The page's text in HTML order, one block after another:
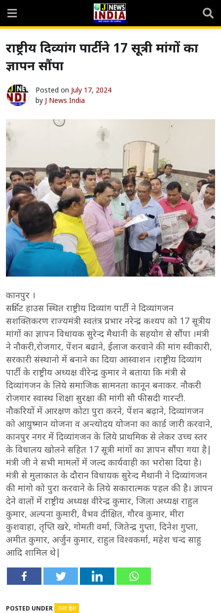
content
राष्ट्रीय दिव्यांग पार्टी ने 17 सूत्री मांगों का
ज्ञापन सौंपा
Posted on July 17, 2024
by J News India
कानपुर ।
सर्किट हाउस स्थित राष्ट्रीय दिव्यांग पार्टी ने दिव्यांगजन
सशक्तिकरण राज्यमंत्री स्वतंत्र प्रभार नरेन्द्र कश्यप को 17 सूत्रीय
मांगों का ज्ञापन विधायक सुरेन्द मैथानी के सहयोग से सौंपा ।मंत्री
ने नौकरी,रोजगार, पेंशन बढाने, ईलाज करवाने की मांग स्वीकारी,
सरकारी संस्थानो में बनाने का दिया आस्वाशन ।राष्ट्रीय दिव्यांग
पार्टी के राष्ट्रीय अध्यक्ष वीरेन्द्र कुमार ने बताया कि मंत्री से
दिव्यांगजन के लिये समाजिक समॎनता कानून बनाकर. नौकरी
रोजगार स्वास्थ शिक्षा सुरक्षा की मांगी सौ फीसदी गारन्टी.
नौकरियों में आरक्षण कोटा पुरा करने, पेंशन बढ़ाने, दिव्यांगजन
को आयुष्मान योजना व अन्त्योदय योजना का कार्ड जारी करवाने,
कानपुर नगर में दिव्यांगजन के लिये प्राथमिक से लेकर उच्च स्तर
के विधालय खोलने सहित 17 सूत्री मांगों का ज्ञापन सौंपा गया है|
मंत्री जी ने सभी मामलों में जल्द कार्यवाही का भरोसा दिया है।
मंत्री से मुलाकात के दौरान विधायक सुरेन्द मैथानी ने दिव्यांगजन
की मांगो को पुरा करवाने के लिये सकारात्मक पहल की है। ज्ञापन
देने वालों में राष्ट्रीय अध्यक्ष वीरेन्द्र कुमार, जिला अध्यक्ष राहुल
कुमार, अल्पना कुमारी, वैभव दीक्षित, गौरव कुमार, मीरा
कुशवाहा, तृप्ति खरे, गोमती वर्मा, जितेन्द्र गुप्ता, दिनेश गुप्ता,
अमीत कुमार, अर्जुन कुमार, राहुल विश्वकर्मा, महेश चन्द साहु
आदि शामिल थे|
POSTED UNDER उत्तर प्रदेश